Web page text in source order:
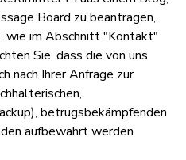
Board zu beantragen,
wie im Abschnitt "Kontakt"
Sie, dass die von uns
nach Ihrer Anfrage zur
betrugsbekämpfenden
aufbewahrt werden